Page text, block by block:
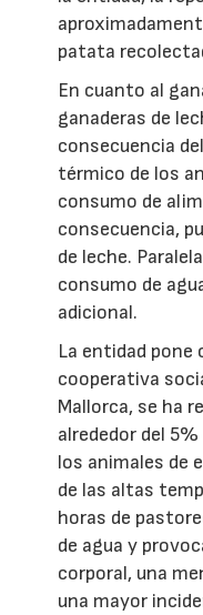
patata
En cuanto al
ganaderas de
consecuencia
térmico de los
consumo de
consecuencia,
de leche.
consumo de
adicional.
La entidad pone
cooperativa
Mallorca, se ha
alrededor del
los animales de
de las altas
horas de
de agua y
corporal, una
una mayor